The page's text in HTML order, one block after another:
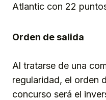
Atlantic con 22
Orden de salida
Al tratarse de una
regularidad, el orden
concurso será el